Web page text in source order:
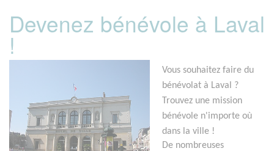
Devenez bénévole à Laval
!
Vous souhaitez faire du
bénévolat à Laval ?
Trouvez une mission
bénévole n'importe où
dans la ville !
De nombreuses